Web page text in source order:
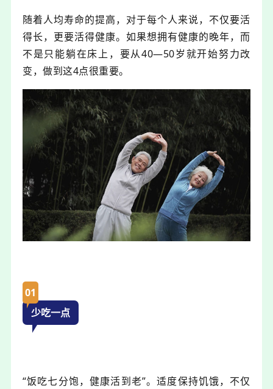
随着人均寿命的提高， 对于每个人来说，不仅要活
得长，更要活得健康。如果想拥有健康的晚年，而
不是只能躺在床上，要从40—50岁就开始努力改
变，做到这4点很重要。
01
少吃一点
“饭吃七分饱，健康活到老”。适度保持饥饿，不仅